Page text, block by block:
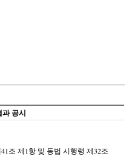
공시
조 제1항 및 동법 시행령 제32조